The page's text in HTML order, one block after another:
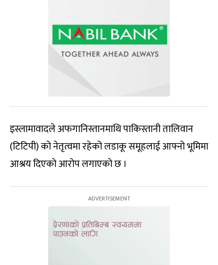
इस्लामावादले अफगानिस्तानमाथि पाकिस्तानी तालिवान
(टिटिपी) को नेतृत्वमा रहेको लडाकू समूहलाई आफ्नो भूमिमा
आश्रय दिएको आरोप लगाएको छ ।